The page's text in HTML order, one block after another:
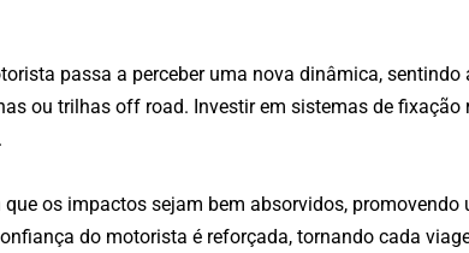
passa a perceber uma nova dinâmica, sentindo
ou trilhas off road. Investir em sistemas de
os impactos sejam bem absorvidos, promovendo
do motorista é reforçada, tornando cada